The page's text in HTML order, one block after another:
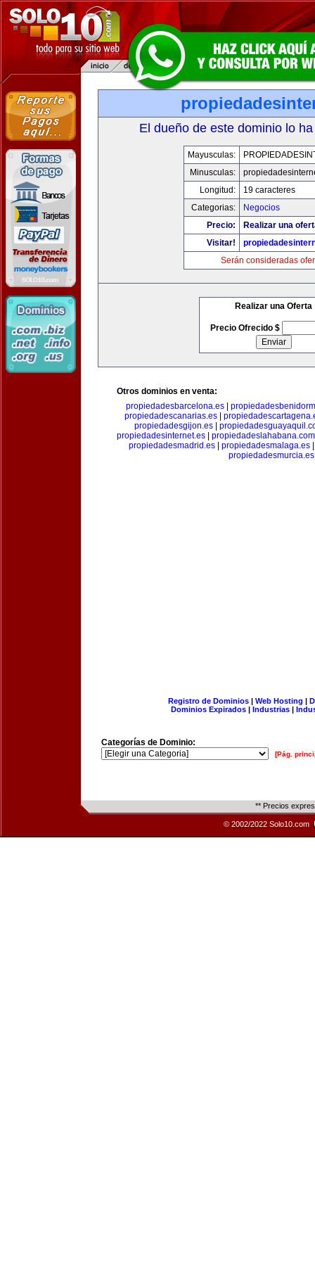
El dueño de este dominio lo
Mayusculas:
Minusculas:
Longitud:
19 caracteres
Categorias:
Negocios
Precio:
Realizar una
Visitar!
Serán consideradas
Realizar una Oferta
Precio Ofrecido $
Otros dominios en venta:
propiedadesbarcelona.es
propiedadescanarias.es|
propiedadesgijon.es
propiedadesinternet.es
propiedadeslahabana.com
propiedadesmadrid.es
propiedadesmalaga.es
propiedadesmurcia.es
Registro de Dominios| Web Hosting |
Dominios Expirados | Industrias |
Categorías de Dominio:
[Pág.
** Precios
© 2002/2022 Solo10.com